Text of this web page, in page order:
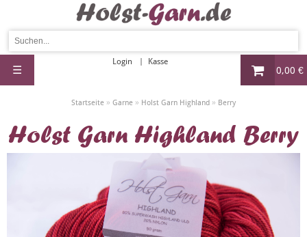
0,00 €
Login Kasse
☰
Startseite » Garne » Holst Garn Highland » Berry
Holst Garn Highland Berry